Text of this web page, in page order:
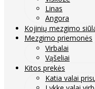
Linas
Angora
Kojinių mezgimo
Mezgimo priemonės
Virbalai
Vąšeliai
Kitos prekės
Katia valai